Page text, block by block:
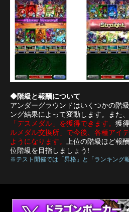
◆階級と報酬について
アンダーグラウンドはいくつかの階
ング結果によって変動します。また、
「デスメダル」を獲得できます。 獲
ルメダル交換所」で今後、各種アイ
ようになります。 上位の階級ほど報
位階級を目指しましょう!
※テスト開催では「昇格」と「ランキング